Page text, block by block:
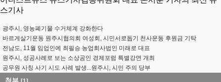
스기사
광주시, 영농폐기물 수거체계 강화한다
바르게살기운동 원주시협의회 여성회, 시민서로돕기 천사운동 후원금 기탁
전남도, 11월 임업인에 최필승 농업회사법인 미래로 대표
원주시, 성공사례로 보는 소상공인 경제포럼 특별강연 개최
공무원 사칭 사기 시도 사례 발생...원주시, 시민 주의 당부